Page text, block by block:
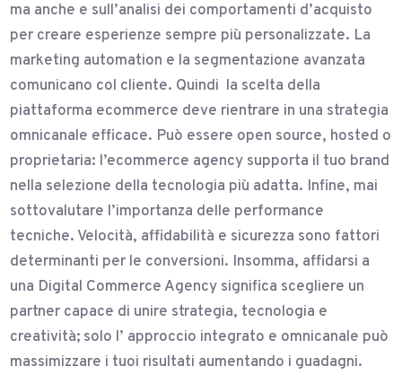
ma anche e sull’analisi dei comportamenti d’acquisto
per creare esperienze sempre più personalizzate. La
marketing automation e la segmentazione avanzata
comunicano col cliente. Quindi la scelta della
piattaforma ecommerce deve rientrare in una strategia
omnicanale efficace. Può essere open source, hosted o
proprietaria: l’ecommerce agency supporta il tuo brand
nella selezione della tecnologia più adatta. Infine, mai
sottovalutare l’importanza delle performance
tecniche. Velocità, affidabilità e sicurezza sono fattori
determinanti per le conversioni. Insomma, affidarsi a
una Digital Commerce Agency significa scegliere un
partner capace di unire strategia, tecnologia e
creatività; solo l’ approccio integrato e omnicanale può
massimizzare i tuoi risultati aumentando i guadagni.